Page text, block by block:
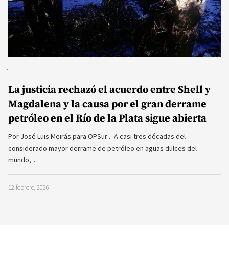
La justicia rechazó el acuerdo entre Shell y
Magdalena y la causa por el gran derrame
petróleo en el Río de la Plata sigue abierta
Por José Luis Meirás para OPSur .- A casi tres décadas del
considerado mayor derrame de petróleo en aguas dulces del
mundo,…
12 febrero, 2026